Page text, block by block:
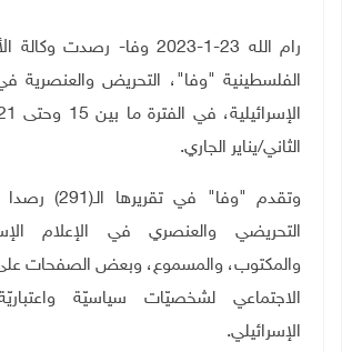
رام الله 23-1-2023 وفا- رصدت
الفلسطينية "وفا"، التحريض والعنصرية
الثاني/يناير الجاري.
وتقدم "وفا" في
التحريضي والعنصري في الإعلام
والمكتوب، والمسموع، وبعض الصفحات
الاجتماعي لشخصيّات سياسيّة
الإسرائيلي.